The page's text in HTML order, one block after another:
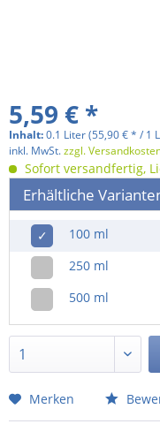
5,59 € *
Inhalt:0.1 Liter (55,90 € * / 1
inkl. MwSt.zzgl.
Sofort versandfertig,
Erhältliche
✓ 100 ml
250 ml
500 ml
Merken